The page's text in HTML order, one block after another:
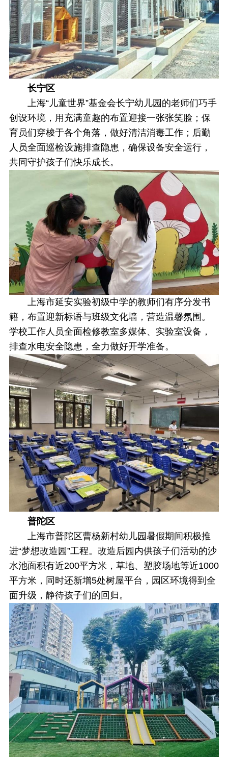
长宁区
上海“儿童世界”基金会长宁幼儿园的老师们巧手
创设环境，用充满童趣的布置迎接一张张笑脸；保
育员们穿梭于各个角落，做好清洁消毒工作；后勤
人员全面巡检设施排查隐患，确保设备安全运行，
共同守护孩子们快乐成长。
上海市延安实验初级中学的教师们有序分发书
籍，布置迎新标语与班级文化墙，营造温馨氛围。
学校工作人员全面检修教室多媒体、实验室设备，
排查水电安全隐患，全力做好开学准备。
普陀区
上海市普陀区曹杨新村幼儿园暑假期间积极推
进“梦想改造园”工程。改造后园内供孩子们活动的沙
水池面积有近200平方米，草地、塑胶场地等近1000
平方米，同时还新增5处树屋平台，园区环境得到全
面升级，静待孩子们的回归。